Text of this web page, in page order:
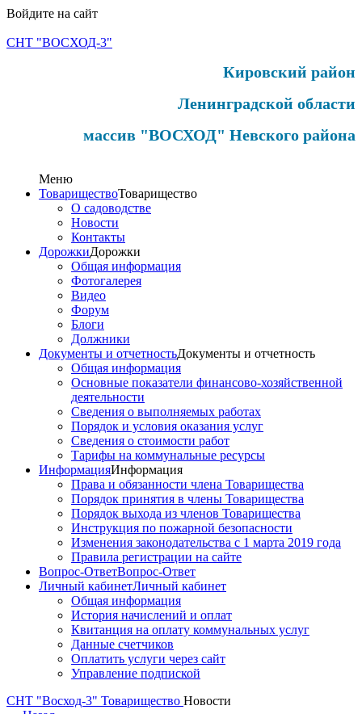
Войдите на сайт
СНТ "ВОСХОД-3"
Кировский район
Ленинградской области
массив "ВОСХОД" Невского района
Меню
ТовариществоТоварищество
О садоводстве
Новости
Контакты
ДорожкиДорожки
Общая информация
Фотогалерея
Видео
Форум
Блоги
Должники
Документы и отчетностьДокументы и отчетность
Общая информация
Основные показатели финансово-хозяйственной
деятельности
Сведения о выполняемых работах
Порядок и условия оказания услуг
Сведения о стоимости работ
Тарифы на коммунальные ресурсы
ИнформацияИнформация
Права и обязанности члена Товарищества
Порядок принятия в члены Товарищества
Порядок выхода из членов Товарищества
Инструкция по пожарной безопасности
Изменения законодательства с 1 марта 2019 года
Правила регистрации на сайте
Вопрос-ОтветВопрос-Ответ
Личный кабинетЛичный кабинет
Общая информация
История начислений и оплат
Квитанция на оплату коммунальных услуг
Данные счетчиков
Оплатить услуги через сайт
Управление подпиской
СНТ "Восход-3" Товарищество Новости